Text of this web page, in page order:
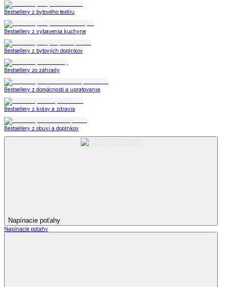
Bestsellery z bytového textilu
Bestsellery z vybavenia kuchyne
Bestsellery z bytových doplnkov
Bestsellery zo záhrady
Bestsellery z domácnosti a upratovania
Bestsellery z krásy a zdravia
Bestsellery z obuvi a doplnkov
Napínacie poťahy
Napínacie poťahy